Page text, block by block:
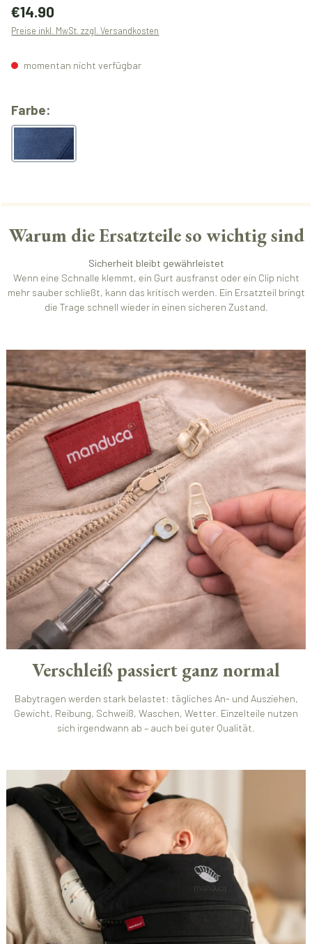
Regulärer Preis:
€14.90
Preise inkl. MwSt. zzgl. Versandkosten
momentan nicht verfügbar
Farbe:
melangeblue
Warum die Ersatzteile so wichtig sind
Sicherheit bleibt gewährleistet
Wenn eine Schnalle klemmt, ein Gurt ausfranst oder ein Clip nicht
mehr sauber schließt, kann das kritisch werden. Ein Ersatzteil bringt
die Trage schnell wieder in einen sicheren Zustand.
Verschleiß passiert ganz normal
Babytragen werden stark belastet: tägliches An- und Ausziehen,
Gewicht, Reibung, Schweiß, Waschen, Wetter. Einzelteile nutzen
sich irgendwann ab – auch bei guter Qualität.